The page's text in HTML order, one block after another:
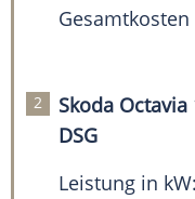
Skoda Octavia
DSG
Leistung in